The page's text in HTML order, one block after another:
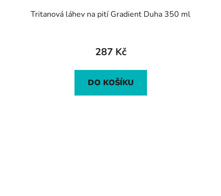
Tritanová láhev na pití Gradient Duha 350 ml
287 Kč
DO KOŠÍKU